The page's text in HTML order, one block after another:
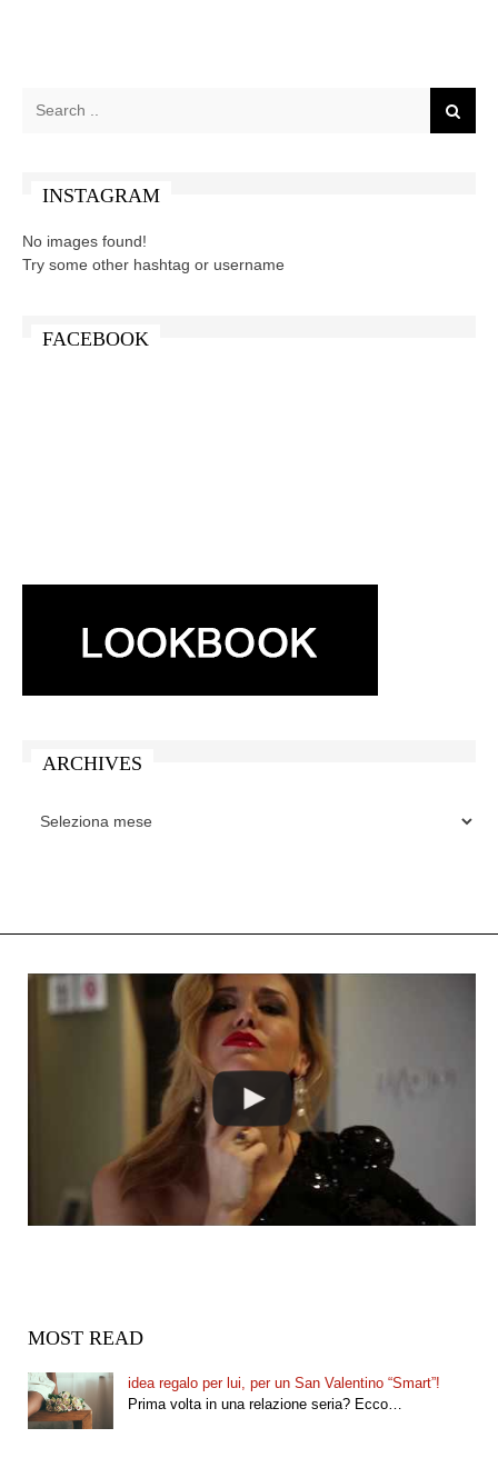
INSTAGRAM
No images found!
Try some other hashtag or username
FACEBOOK
ARCHIVES
MOST READ
idea regalo per lui, per un San Valentino “Smart”!
Prima volta in una relazione seria? Ecco…